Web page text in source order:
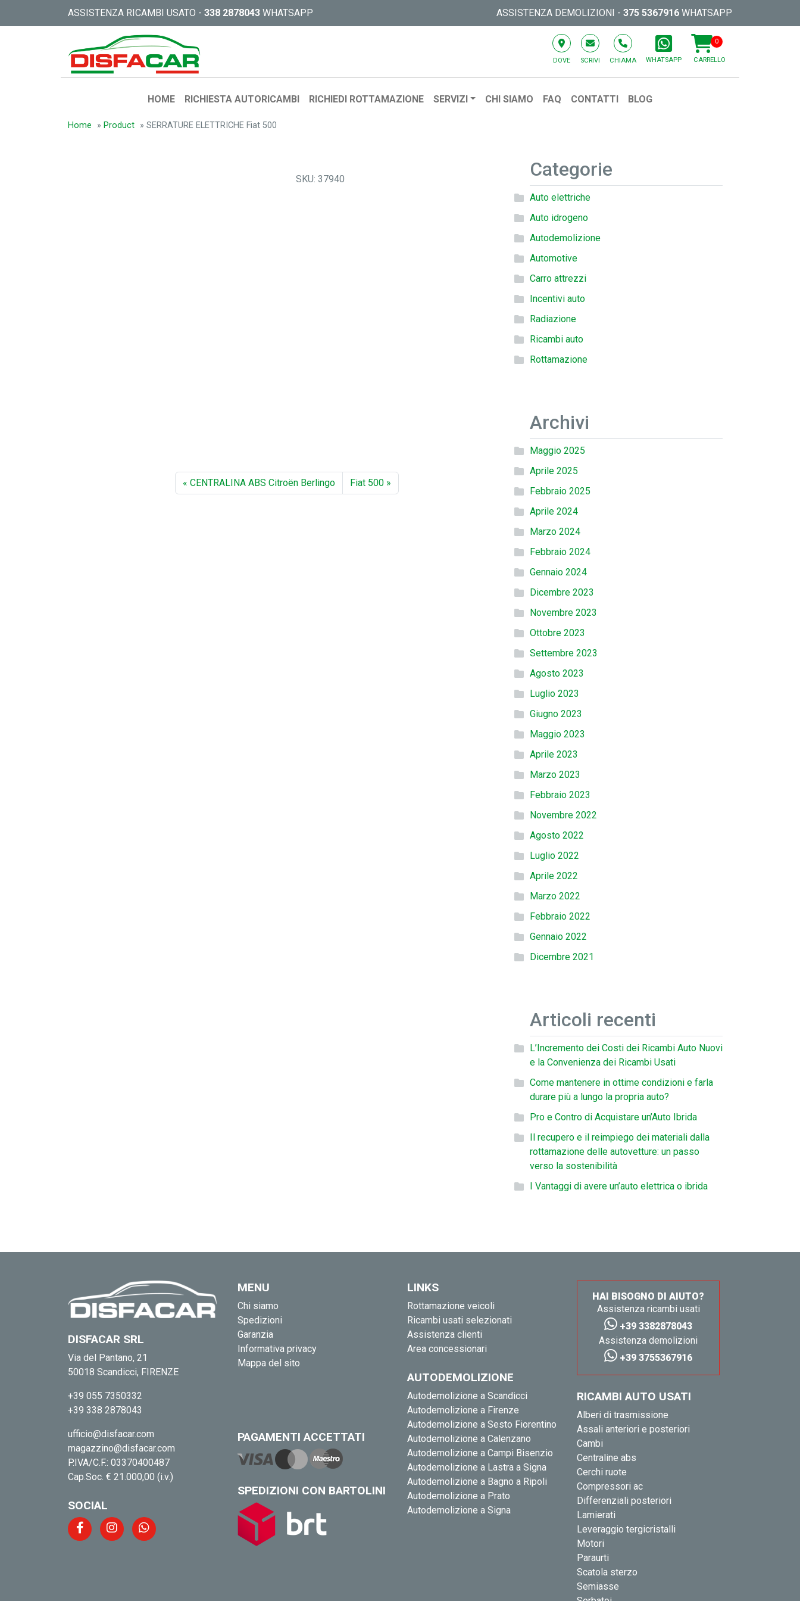
ASSISTENZA RICAMBI USATO - 338 2878043 WHATSAPP ASSISTENZA DEMOLIZIONI - 375 5367916 WHATSAPP
DOVE SCRIVI CHIAMA WHATSAPP
0
CARRELLO
HOME RICHIESTA AUTORICAMBI RICHIEDI ROTTAMAZIONE SERVIZI CHI SIAMO FAQ CONTATTI BLOG
Home » Product » SERRATURE ELETTRICHE Fiat 500
SKU: 37940
CENTRALINA ABS Citroën Berlingo Fiat 500
Categorie
Auto elettriche
Auto idrogeno
Autodemolizione
Automotive
Carro attrezzi
Incentivi auto
Radiazione
Ricambi auto
Rottamazione
Archivi
Maggio 2025
Aprile 2025
Febbraio 2025
Aprile 2024
Marzo 2024
Febbraio 2024
Gennaio 2024
Dicembre 2023
Novembre 2023
Ottobre 2023
Settembre 2023
Agosto 2023
Luglio 2023
Giugno 2023
Maggio 2023
Aprile 2023
Marzo 2023
Febbraio 2023
Novembre 2022
Agosto 2022
Luglio 2022
Aprile 2022
Marzo 2022
Febbraio 2022
Gennaio 2022
Dicembre 2021
Articoli recenti
L’Incremento dei Costi dei Ricambi Auto Nuovi
e la Convenienza dei Ricambi Usati
Come mantenere in ottime condizioni e farla
durare più a lungo la propria auto?
Pro e Contro di Acquistare un’Auto Ibrida
Il recupero e il reimpiego dei materiali dalla
rottamazione delle autovetture: un passo
verso la sostenibilità
I Vantaggi di avere un’auto elettrica o ibrida
DISFACAR SRL
Via del Pantano, 21
50018 Scandicci, FIRENZE
+39 055 7350332
+39 338 2878043
ufficio@disfacar.com
magazzino@disfacar.com
P.IVA/C.F.: 03370400487
Cap.Soc. € 21.000,00 (i.v.)
SOCIAL
MENU
Chi siamo
Spedizioni
Garanzia
Informativa privacy
Mappa del sito
PAGAMENTI ACCETTATI
SPEDIZIONI CON BARTOLINI
LINKS
Rottamazione veicoli
Ricambi usati selezionati
Assistenza clienti
Area concessionari
AUTODEMOLIZIONE
Autodemolizione a Scandicci
Autodemolizione a Firenze
Autodemolizione a Sesto Fiorentino
Autodemolizione a Calenzano
Autodemolizione a Campi Bisenzio
Autodemolizione a Lastra a Signa
Autodemolizione a Bagno a Ripoli
Autodemolizione a Prato
Autodemolizione a Signa
HAI BISOGNO DI AIUTO?
Assistenza ricambi usati
+39 3382878043
Assistenza demolizioni
+39 3755367916
RICAMBI AUTO USATI
Alberi di trasmissione
Assali anteriori e posteriori
Cambi
Centraline abs
Cerchi ruote
Compressori ac
Differenziali posteriori
Lamierati
Leveraggio tergicristalli
Motori
Paraurti
Scatola sterzo
Semiasse